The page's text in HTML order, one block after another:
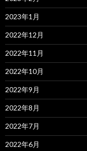
2023年1月
2022年12月
2022年11月
2022年10月
2022年9月
2022年8月
2022年7月
2022年6月